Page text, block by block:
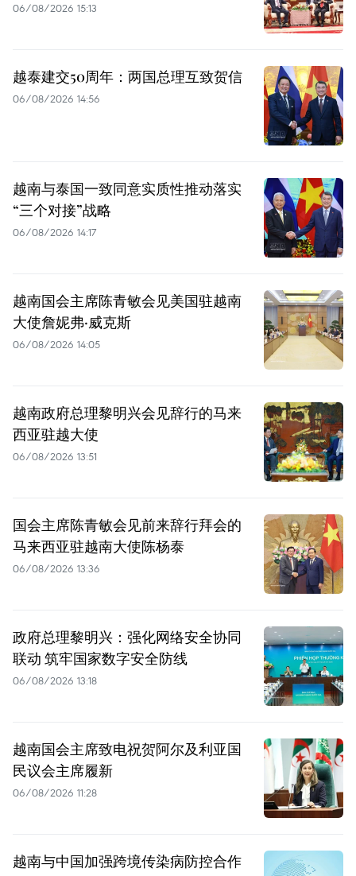
06/08/2026 15:13
越泰建交50周年：两国总理互致贺信
06/08/2026 14:56
越南与泰国一致同意实质性推动落实
“三个对接”战略
06/08/2026 14:17
越南国会主席陈青敏会见美国驻越南
大使詹妮弗·威克斯
06/08/2026 14:05
越南政府总理黎明兴会见辞行的马来
西亚驻越大使
06/08/2026 13:51
国会主席陈青敏会见前来辞行拜会的
马来西亚驻越南大使陈杨泰
06/08/2026 13:36
政府总理黎明兴：强化网络安全协同
联动 筑牢国家数字安全防线
06/08/2026 13:18
越南国会主席致电祝贺阿尔及利亚国
民议会主席履新
06/08/2026 11:28
越南与中国加强跨境传染病防控合作